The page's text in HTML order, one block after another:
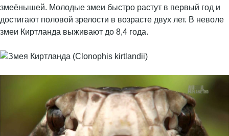
змеёнышей. Молодые змеи быстро растут в первый год и
достигают половой зрелости в возрасте двух лет. В неволе
змеи Киртланда выживают до 8,4 года.